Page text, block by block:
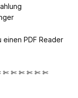
einen PDF Reader
✄ ✄ ✄ ✄ ✄ ✄